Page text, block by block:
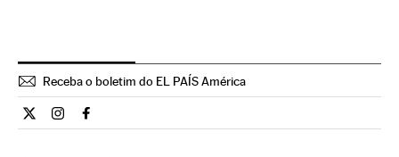
Receba o boletim do EL PAÍS América
Ciencia El País Brasil en Twitter
Ciencia El País Brasil en Instagram
Ciencia El País Brasil en Facebook